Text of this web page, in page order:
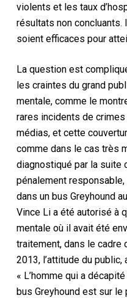
violents et les taux
résultats non concluants.
soient efficaces pour
La question est
les craintes du grand
mentale, comme le
rares incidents de
médias, et cette
comme dans le cas très
diagnostiqué par la suite
pénalement
dans un bus Greyhound
Vince Li a été autorisé à
mentale où il avait été
traitement, dans le
2013, l’attitude du
« L’homme qui a
bus Greyhound est sur le